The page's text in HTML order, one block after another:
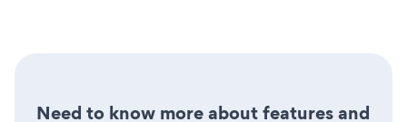
Need to know more about features and